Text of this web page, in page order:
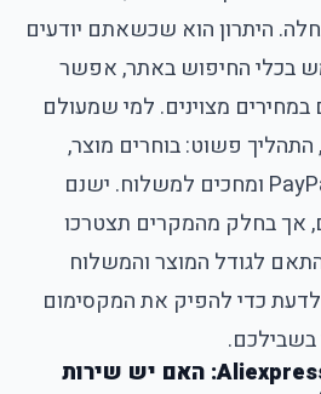
היתרון הוא שכשאתם יודעים
בכלי החיפוש באתר, אפשר
במחירים מצוינים. למי שמעולם
, התהליך פשוט: בוחרים מוצר,
משלמים באשראי או PayPal ומחכים למשלוח. ישנם
אך בחלק מהמקרים תצטרכו
לגודל המוצר והמשלוח
כדי להפיק את המקסימום
בשבילכם.